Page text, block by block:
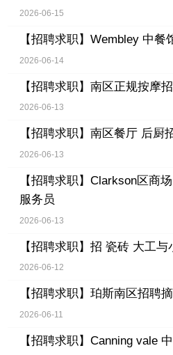
2026-06-15
【招聘求职】 Wembley 中餐
2026-06-14
【招聘求职】 南区正规按摩
2026-06-13
【招聘求职】 南区餐厅 后厨
2026-06-13
【招聘求职】 Clarkson区商
服务员
2026-06-13
【招聘求职】 招 瓷砖 大工与
2026-06-12
【招聘求职】 珀斯南区招聘
2026-06-11
【招聘求职】